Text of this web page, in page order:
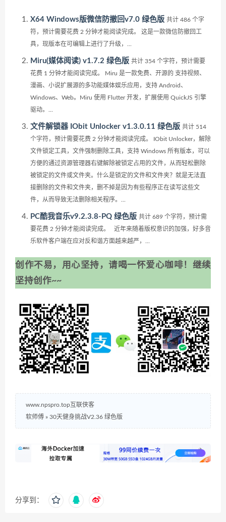
X64 Windows版微信防撤回v7.0 绿色版 共计 486 个字
符，预计需要花费 2 分钟才能阅读完成。 这是一款微信防撤回工
具，现版本在可编辑上进行了升级，...
Miru(媒体阅读) v1.7.2 绿色版 共计 354 个字符，预计需要
花费 1 分钟才能阅读完成。 Miru 是一款免费、开源的 支持视频、
漫画、小说扩展源的多功能媒体娱乐应用，支持 Android、
Windows、Web。Miru 使用 Flutter 开发，扩展使用 QuickJS 引擎
驱动。...
文件解锁器 IObit Unlocker v1.3.0.11 绿色版 共计 514
个字符，预计需要花费 2 分钟才能阅读完成。 IObit Unlocker，解除
文件锁定工具，文件强制删除工具，支持 Windows 所有版本，可以
方便的通过资源管理器右键解除被锁定占用的文件，从而轻松删除
被锁定的文件或文件夹。什么是锁定的文件和文件夹？就是无法直
接删除的文件和文件夹，删不掉是因为有些程序正在读写这些文
件，从而导致无法删除相关程序。...
PC酷我音乐v9.2.3.8-PQ 绿色版 共计 689 个字符，预计需
要花费 2 分钟才能阅读完成。 近年来随着版权意识的加强，好多音
乐软件客户端在应对反和谐方面越来越严，...
创作不易，用心坚持，请喝一怀爱心咖啡！继续
坚持创作~~
www.npspro.top互联侠客
软师傅 » 30天健身挑战V2.36 绿色版
分享到：